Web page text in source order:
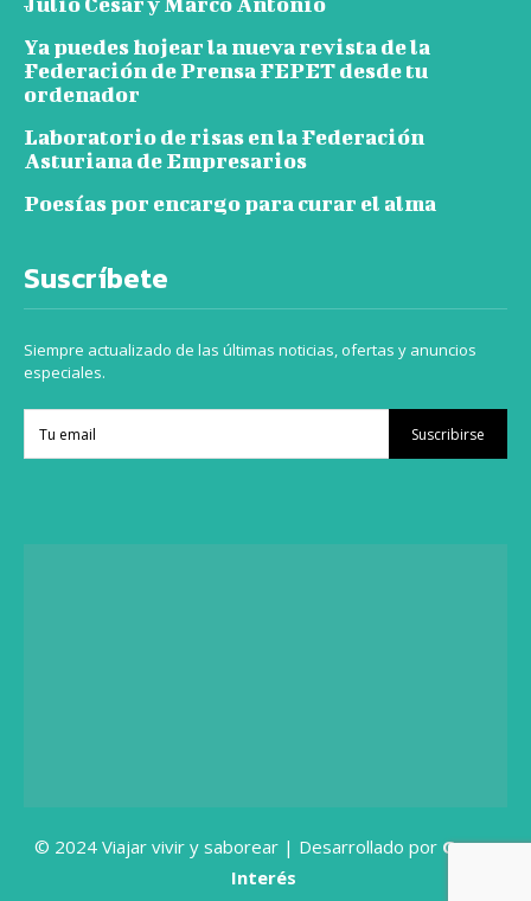
Ya puedes hojear la nueva revista de la
Federación de Prensa FEPET desde tu
ordenador
Laboratorio de risas en la Federación
Asturiana de Empresarios
Poesías por encargo para curar el alma
Suscríbete
Siempre actualizado de las últimas noticias, ofertas y anuncios
especiales.
Suscribirse
© 2024 Viajar vivir y saborear | Desarrollado por Grupo
Interés